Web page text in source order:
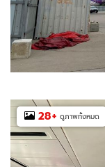
28+ ดูภาพทั้งหมด